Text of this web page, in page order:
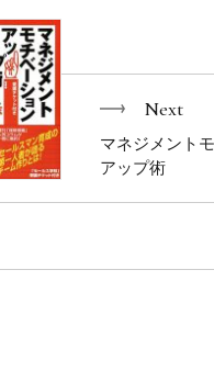
でやっとみつけました。
とうございます。
Next
マネジメント
アップ術